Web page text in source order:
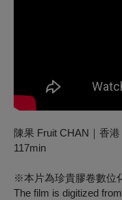
陳果 Fruit CHAN｜香港
117min
※本片為珍貴膠卷數位
The film is digitized